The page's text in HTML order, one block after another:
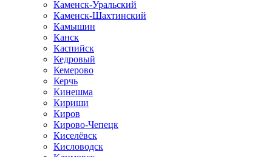
Каменск-Уральский
Каменск-Шахтинский
Камышин
Канск
Каспийск
Кедровый
Кемерово
Керчь
Кинешма
Кириши
Киров
Кирово-Чепецк
Киселёвск
Кисловодск